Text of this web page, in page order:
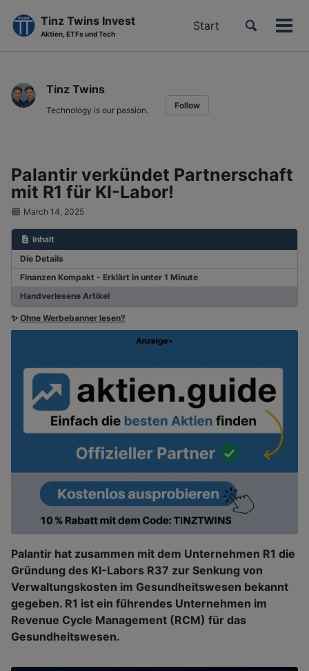
primary
navigation
content
footer
Tinz Twins Invest
Aktien, ETFs und Tech
Start
Toggle
Tinz Twins
Technology is our passion. Follow
Palantir verkündet Partnerschaft
mit R1 für KI-Labor!
March 14, 2025
Inhalt
Die Details
Finanzen Kompakt - Erklärt in unter 1 Minute
Handverlesene Artikel
✨ Ohne Werbebanner lesen?
Palantir hat zusammen mit dem Unternehmen R1 die
Gründung des KI-Labors R37 zur Senkung von
Verwaltungskosten im Gesundheitswesen bekannt
gegeben. R1 ist ein führendes Unternehmen im
Revenue Cycle Management (RCM) für das
Gesundheitswesen.